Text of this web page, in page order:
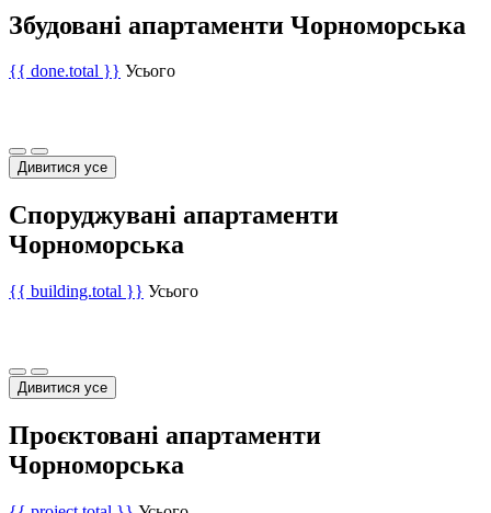
Збудовані апартаменти Чорноморська
{{ done.total }} Усього
Дивитися усе
Споруджувані апартаменти
Чорноморська
{{ building.total }} Усього
Дивитися усе
Проєктовані апартаменти
Чорноморська